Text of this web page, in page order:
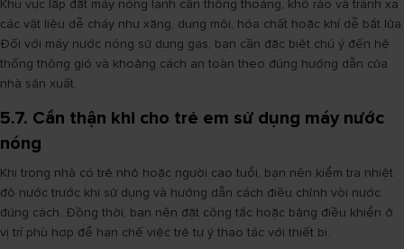
Khu vực lắp đặt máy nóng lạnh cần thông thoáng, khô ráo và tránh xa
các vật liệu dễ cháy như xăng, dung môi, hóa chất hoặc khí dễ bắt lửa.
Đối với máy nước nóng sử dụng gas, bạn cần đặc biệt chú ý đến hệ
thống thông gió và khoảng cách an toàn theo đúng hướng dẫn của
nhà sản xuất.
5.7. Cẩn thận khi cho trẻ em sử dụng máy nước
nóng
Khi trong nhà có trẻ nhỏ hoặc người cao tuổi, bạn nên kiểm tra nhiệt
độ nước trước khi sử dụng và hướng dẫn cách điều chỉnh vòi nước
đúng cách. Đồng thời, bạn nên đặt công tắc hoặc bảng điều khiển ở
vị trí phù hợp để hạn chế việc trẻ tự ý thao tác với thiết bị.